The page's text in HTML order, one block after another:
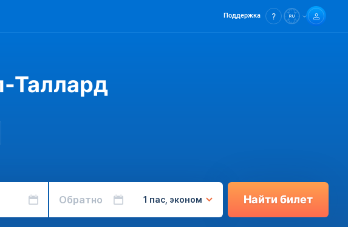
Поддержка
Таллард
Обратно 1 пас, эконом Найти билет